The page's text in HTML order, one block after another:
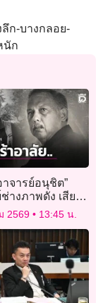
ก-บางกลอย-
นัก
าจารย์อนุชิต”
างภาพดัง เสีย
ฟไหม้พร้อม
มว
2569 13:45 น.